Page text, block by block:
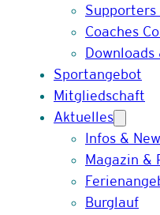
Supporters
Coaches
Downloads
Sportangebot
Mitgliedschaft
Aktuelles
Infos &
Magazin &
Burglauf